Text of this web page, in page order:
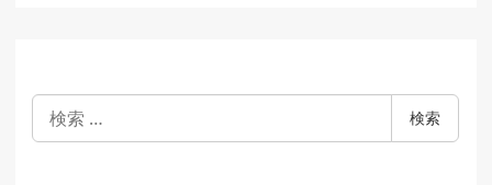
索
検索